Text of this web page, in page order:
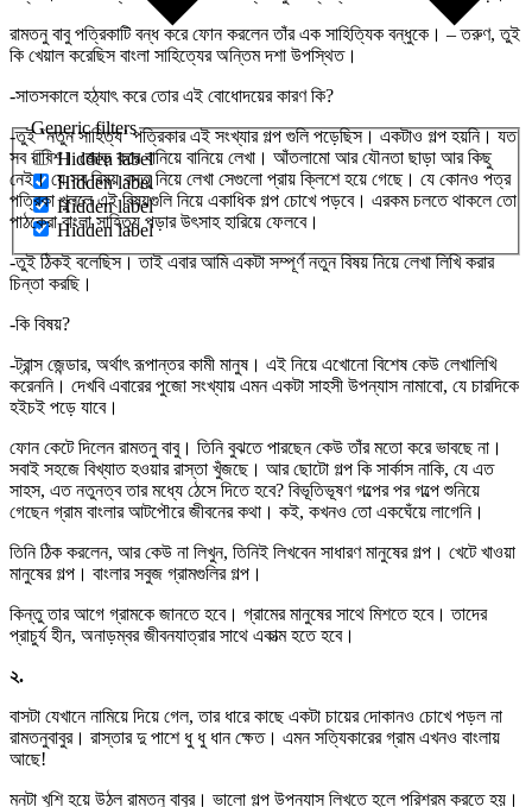
Generic filters
Hidden label
Hidden label
Hidden label
Hidden label
রামতনু বাবু পত্রিকাটি বন্ধ করে ফোন করলেন তাঁর এক সাহিত্যিক বন্ধুকে। – তরুণ, তুই
কি খেয়াল করেছিস বাংলা সাহিত্যের অন্তিম দশা উপস্থিত।
-সাতসকালে হঠ্যাৎ করে তোর এই বোধোদয়ের কারণ কি?
-তুই ‘নতুন সাহিত্য’ পত্রিকার এই সংখ্যার গল্প গুলি পড়েছিস। একটাও গল্প হয়নি। যত
সব রাবিশ। জোড় করে বানিয়ে বানিয়ে লেখা। আঁতলামো আর যৌনতা ছাড়া আর কিছু
নেই। যে সব বিষয় বস্তু নিয়ে লেখা সেগুলো প্রায় ক্লিশে হয়ে গেছে। যে কোনও পত্র
পত্রিকা খুললে এই বিষয়গুলি নিয়ে একাধিক গল্প চোখে পড়বে। এরকম চলতে থাকলে তো
পাঠকেরা বাংলা সাহিত্য পড়ার উৎসাহ হারিয়ে ফেলবে।
-তুই ঠিকই বলেছিস। তাই এবার আমি একটা সম্পূর্ণ নতুন বিষয় নিয়ে লেখা লিখি করার
চিন্তা করছি।
-কি বিষয়?
-ট্রান্স জেন্ডার, অর্থাৎ রূপান্তর কামী মানুষ। এই নিয়ে এখোনো বিশেষ কেউ লেখালিখি
করেননি। দেখবি এবারের পুজো সংখ্যায় এমন একটা সাহসী উপন্যাস নামাবো, যে চারদিকে
হইচই পড়ে যাবে।
ফোন কেটে দিলেন রামতনু বাবু। তিনি বুঝতে পারছেন কেউ তাঁর মতো করে ভাবছে না।
সবাই সহজে বিখ্যাত হওয়ার রাস্তা খুঁজছে। আর ছোটো গল্প কি সার্কাস নাকি, যে এত
সাহস, এত নতুনত্ব তার মধ্যে ঠেসে দিতে হবে? বিভূতিভূষণ গল্পের পর গল্পে শুনিয়ে
গেছেন গ্রাম বাংলার আটপৌরে জীবনের কথা। কই, কখনও তো একঘেঁয়ে লাগেনি।
তিনি ঠিক করলেন, আর কেউ না লিখুন, তিনিই লিখবেন সাধারণ মানুষের গল্প। খেটে খাওয়া
মানুষের গল্প। বাংলার সবুজ গ্রামগুলির গল্প।
কিন্তু তার আগে গ্রামকে জানতে হবে। গ্রামের মানুষের সাথে মিশতে হবে। তাদের
প্রাচুর্য হীন, অনাড়ম্বর জীবনযাত্রার সাথে একাত্ম হতে হবে।
২.
বাসটা যেখানে নামিয়ে দিয়ে গেল, তার ধারে কাছে একটা চায়ের দোকানও চোখে পড়ল না
রামতনুবাবুর। রাস্তার দু পাশে ধু ধু ধান ক্ষেত। এমন সত্যিকারের গ্রাম এখনও বাংলায়
আছে!
মনটা খুশি হয়ে উঠল রামতনু বাবুর। ভালো গল্প উপন্যাস লিখতে হলে পরিশ্রম করতে হয়।